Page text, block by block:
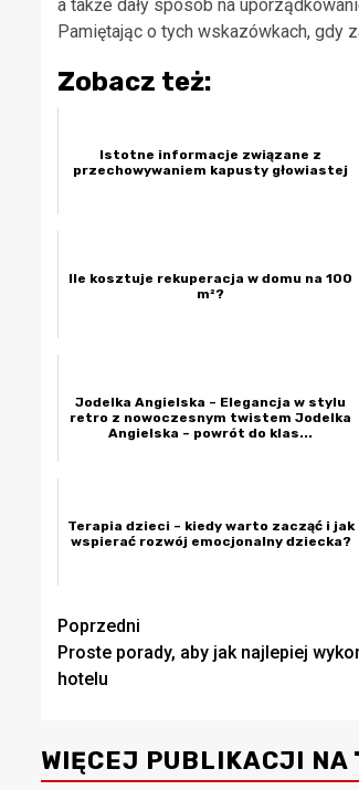
a także dały sposób na
Pamiętając o tych wskazówkach, gdy
Zobacz też:
Istotne informacje związane z
przechowywaniem kapusty głowiastej
Ile kosztuje rekuperacja w domu na 100
m²?
Jodelka Angielska – Elegancja w stylu
retro z nowoczesnym twistem Jodelka
Angielska – powrót do klas...
Terapia dzieci – kiedy warto zacząć i jak
wspierać rozwój emocjonalny dziecka?
Zobacz
wpisy
Poprzedni
Proste porady, aby jak najlepiej
hotelu
WIĘCEJ PUBLIKACJI NA